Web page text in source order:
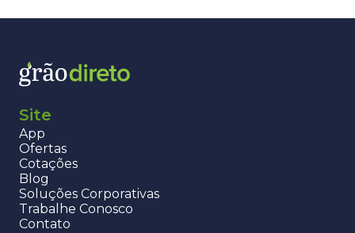
Site
App
Ofertas
Cotações
Blog
Soluções Corporativas
Trabalhe Conosco
Contato